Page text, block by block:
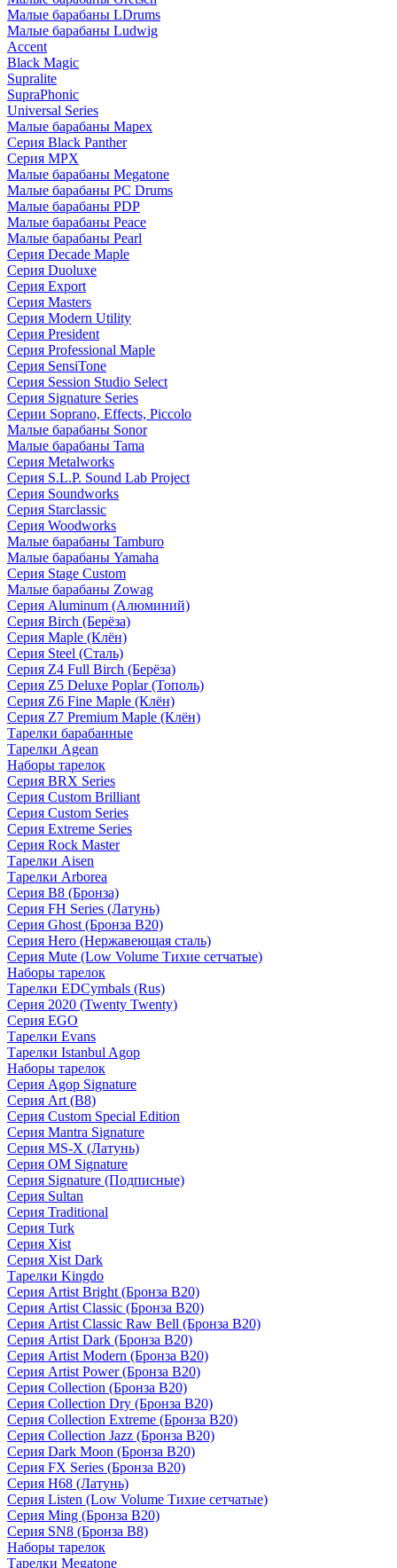
Малые барабаны LDrums
Малые барабаны Ludwig
Accent
Black Magic
Supralite
SupraPhonic
Universal Series
Малые барабаны Mapex
Серия Black Panther
Серия MPX
Малые барабаны Megatone
Малые барабаны PC Drums
Малые барабаны PDP
Малые барабаны Peace
Малые барабаны Pearl
Серия Decade Maple
Серия Duoluxe
Серия Export
Серия Masters
Серия Modern Utility
Серия President
Серия Professional Maple
Серия SensiTone
Серия Session Studio Select
Серия Signature Series
Серии Soprano, Effects, Piccolo
Малые барабаны Sonor
Малые барабаны Tama
Серия Metalworks
Серия S.L.P. Sound Lab Project
Серия Soundworks
Серия Starclassic
Серия Woodworks
Малые барабаны Tamburo
Малые барабаны Yamaha
Серия Stage Custom
Малые барабаны Zowag
Серия Aluminum (Алюминий)
Серия Birch (Берёза)
Серия Maple (Клён)
Серия Steel (Сталь)
Серия Z4 Full Birch (Берёза)
Серия Z5 Deluxe Poplar (Тополь)
Серия Z6 Fine Maple (Клён)
Серия Z7 Premium Maple (Клён)
Тарелки барабанные
Тарелки Agean
Наборы тарелок
Серия BRX Series
Серия Custom Brilliant
Серия Custom Series
Серия Extreme Series
Серия Rock Master
Тарелки Aisen
Тарелки Arborea
Серия B8 (Бронза)
Серия FH Series (Латунь)
Серия Ghost (Бронза B20)
Серия Hero (Нержавеющая сталь)
Серия Mute (Low Volume Тихие сетчатые)
Наборы тарелок
Тарелки EDCymbals (Rus)
Серия 2020 (Twenty Twenty)
Серия EGO
Тарелки Evans
Тарелки Istanbul Agop
Наборы тарелок
Серия Agop Signature
Серия Art (B8)
Серия Custom Special Edition
Серия Mantra Signature
Серия MS-X (Латунь)
Серия OM Signature
Серия Signature (Подписные)
Серия Sultan
Серия Traditional
Серия Turk
Серия Xist
Серия Xist Dark
Тарелки Kingdo
Серия Artist Bright (Бронза B20)
Серия Artist Classic (Бронза B20)
Серия Artist Classic Raw Bell (Бронза B20)
Серия Artist Dark (Бронза B20)
Серия Artist Modern (Бронза B20)
Серия Artist Power (Бронза B20)
Серия Collection (Бронза B20)
Серия Collection Dry (Бронза B20)
Серия Collection Extreme (Бронза B20)
Серия Collection Jazz (Бронза B20)
Серия Dark Moon (Бронза B20)
Серия FX Series (Бронза B20)
Серия H68 (Латунь)
Серия Listen (Low Volume Тихие сетчатые)
Серия Ming (Бронза B20)
Серия SN8 (Бронза B8)
Наборы тарелок
Тарелки Megatone